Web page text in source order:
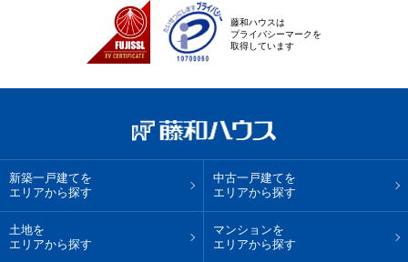
藤和ハウスは
プライバシーマークを
取得しています
新築一戸建てを
エリアから探す
中古一戸建てを
エリアから探す
土地を
エリアから探す
マンションを
エリアから探す